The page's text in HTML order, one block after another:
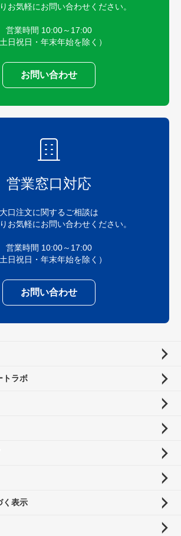
お気軽にお問い合わせください。
営業時間 10:00～17:00
土日祝日・年末年始を除く）
お問い合わせ
営業窓口対応
大口注文に関するご相談は
お気軽にお問い合わせください。
営業時間 10:00～17:00
土日祝日・年末年始を除く）
お問い合わせ
トラボ
く表示